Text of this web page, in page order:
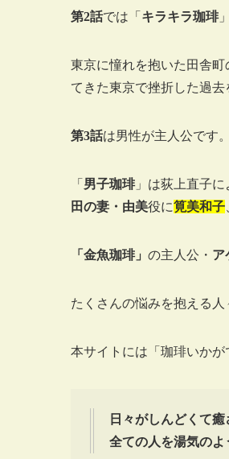
第2話では「 キラキラ珈琲
東京に憧れを抱いた田舎
てきた東京で挫折した過去
第3話は男性が主人公です。
「 男子珈琲」は荻上直子に
田の妻・由美役に筧美和子
「金魚珈琲」 の主人公・ ア
たくさんの悩みを抱える
本サイトには「珈琲いかが
日々がしんどくて
全ての人を湯気のよ